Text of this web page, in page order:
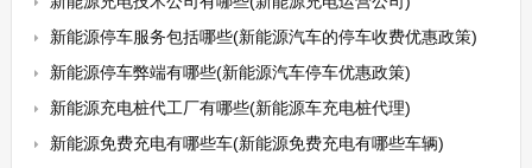
新能源停车服务包括哪些(新能源汽车的停车收费优惠政策)
新能源停车弊端有哪些(新能源汽车停车优惠政策)
新能源充电桩代工厂有哪些(新能源车充电桩代理)
新能源免费充电有哪些车(新能源免费充电有哪些车辆)